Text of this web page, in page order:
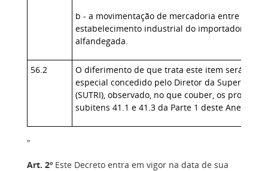
b - a movimentação de mercadoria entre a
estabelecimento industrial do importador
alfandegada.
56.2
O diferimento de que trata este item será
especial concedido pelo Diretor da
(SUTRI), observado, no que couber, os
subitens 41.1 e 41.3 da Parte 1 deste Anexo.
"
Art. 2º Este Decreto entra em vigor na data de sua